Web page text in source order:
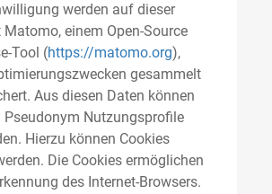
werden auf dieser
einem Open-Source
Tool (https://matomo.org),
gesammelt
Aus diesen Daten können
Pseudonym Nutzungsprofile
Hierzu können Cookies
Die Cookies ermöglichen
des Internet-Browsers.